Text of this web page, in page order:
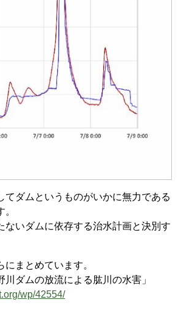
ダムというものがいかに無力である
いダムに依存する治水計画と決別す
まとめています。
ダムの放流による肱川の水害」
wp/42554/